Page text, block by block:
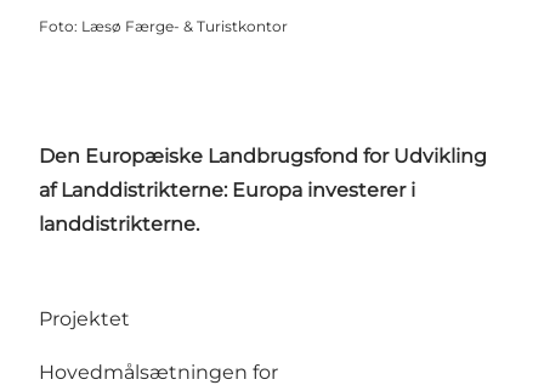
Foto: Læsø Færge- & Turistkontor
Den Europæiske Landbrugsfond for Udvikling
af Landdistrikterne: Europa investerer i
landdistrikterne.
Projektet
Hovedmålsætningen for